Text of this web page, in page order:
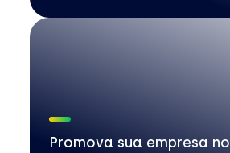
Promova sua empresa no